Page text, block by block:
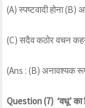
(A) स्पष्टवादी होना (B)
(C) सदैव कठोर वचन
(Ans : (B) अनावश्यक रूप
Question (7) ‘वधू’ का